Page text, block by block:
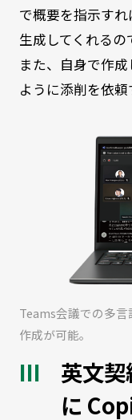
で概要を指示す
生成してくれるの
また、自身で作
ように添削を依頼
Teams会議での多
作成が可能。
英文
に